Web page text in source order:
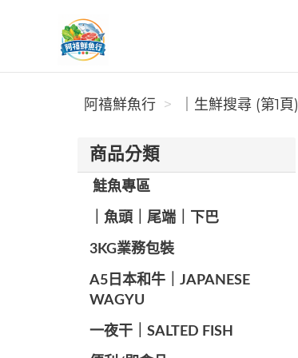
阿禧鮮魚行
阿禧鮮魚行 ｜生鮮搜尋 (第1頁)
商品分類
️ 鮭魚專區
️｜魚頭｜尾端｜下巴
️3KG業務包裝
A5日本和牛｜JAPANESE
WAGYU
️一夜干｜SALTED FISH